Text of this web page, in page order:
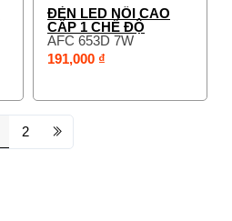
ĐÈN LED NỔI CAO
CẤP 1 CHẾ ĐỘ
AFC 653D 7W
191,000 ₫
2